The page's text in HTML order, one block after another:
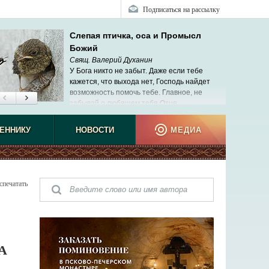
Подписаться на рассылку
Слепая птичка, оса и Промысл
Божий
Свящ. Валерий Духанин
У Бога никто не забыт. Даже если тебе
кажется, что выхода нет, Господь найдет
возможность помочь тебе. Главное, не
забывай о любящем тебя Отце.
НОВОСТИ МЕДИА